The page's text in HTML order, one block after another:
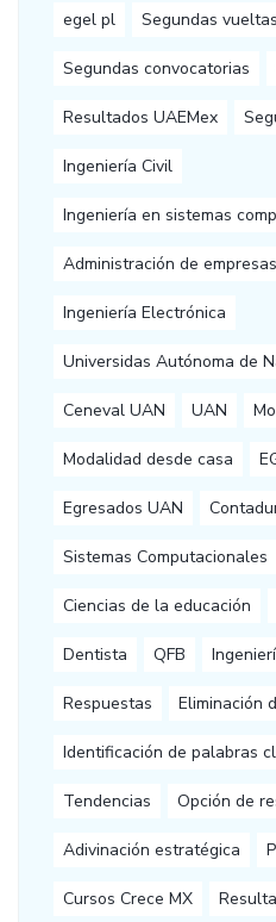
egel pl Segundas
Segundas convocatorias
Resultados UAEMex
Ingeniería Civil
Ingeniería en sistemas
Administración de empresas
Ingeniería Electrónica
Universidas Autónoma de
Ceneval UAN UAN
Modalidad desde casa
Egresados UAN
Sistemas Computacionales
Ciencias de la educación
Dentista QFB
Respuestas Eliminación
Identificación de palabras
Tendencias Opción de
Adivinación estratégica
Cursos Crece MX